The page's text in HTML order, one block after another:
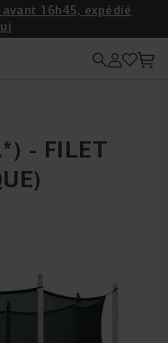
16h45, expédié
- FILET